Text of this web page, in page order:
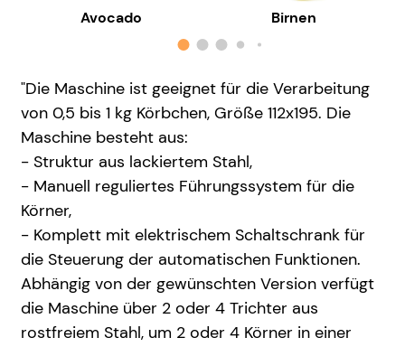
Avocado Birnen
"Die Maschine ist geeignet für die Verarbeitung
von 0,5 bis 1 kg Körbchen, Größe 112x195. Die
Maschine besteht aus:
- Struktur aus lackiertem Stahl,
- Manuell reguliertes Führungssystem für die
Körner,
- Komplett mit elektrischem Schaltschrank für
die Steuerung der automatischen Funktionen.
Abhängig von der gewünschten Version verfügt
die Maschine über 2 oder 4 Trichter aus
rostfreiem Stahl, um 2 oder 4 Körner in einer